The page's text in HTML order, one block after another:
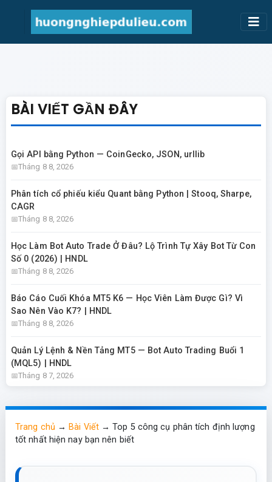
BÀI VIẾT GẦN ĐÂY
Gọi API bằng Python — CoinGecko, JSON, urllib
Tháng 8 8, 2026
Phân tích cổ phiếu kiểu Quant bằng Python | Stooq, Sharpe,
CAGR
Tháng 8 8, 2026
Học Làm Bot Auto Trade Ở Đâu? Lộ Trình Tự Xây Bot Từ Con
Số 0 (2026) | HNDL
Tháng 8 8, 2026
Báo Cáo Cuối Khóa MT5 K6 — Học Viên Làm Được Gì? Vì
Sao Nên Vào K7? | HNDL
Tháng 8 8, 2026
Quản Lý Lệnh & Nền Tảng MT5 — Bot Auto Trading Buổi 1
(MQL5) | HNDL
Tháng 8 7, 2026
Trang chủ →Bài Viết→Top 5 công cụ phân tích định lượng
tốt nhất hiện nay bạn nên biết